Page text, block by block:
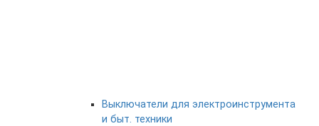
Выключатели для электроинструмента
и быт. техники